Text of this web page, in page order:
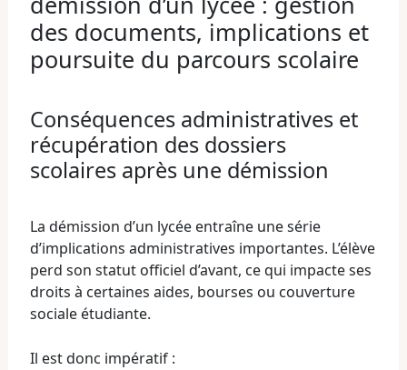
des documents, implications et
poursuite du parcours scolaire
Conséquences administratives et
récupération des dossiers
scolaires après une démission
La démission d’un lycée entraîne une série
d’implications administratives importantes. L’élève
perd son statut officiel d’avant, ce qui impacte ses
droits à certaines aides, bourses ou couverture
sociale étudiante.
Il est donc impératif :